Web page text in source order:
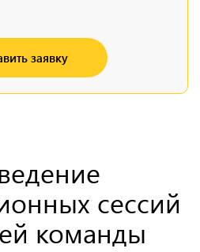
заявку
сессий
команды